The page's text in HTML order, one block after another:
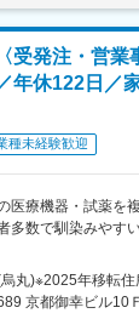
ェクトを牽引する
化し、提案してプ
評価系を構築する
示・監督し、結果
報告書などの文書
たちのめざす未来
開発された日本初
受発注・営業
年休122日／
種未経験歓迎
療機器・試薬を
多数で馴染みやす
丸)※2025年移転
京都御幸ビル10